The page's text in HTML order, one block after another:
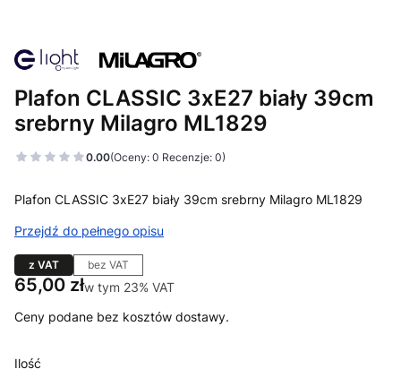
Plafon CLASSIC 3xE27 biały 39cm
srebrny Milagro ML1829
0.00(Oceny: 0 Recenzje: 0)
Plafon CLASSIC 3xE27 biały 39cm srebrny Milagro ML1829
Przejdź do pełnego opisu
z VAT bez VAT
Cena
65,00 złw tym 23% VAT
w tym 23% VAT
Ceny podane bez kosztów dostawy.
Ilość